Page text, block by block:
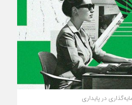
در پایداری